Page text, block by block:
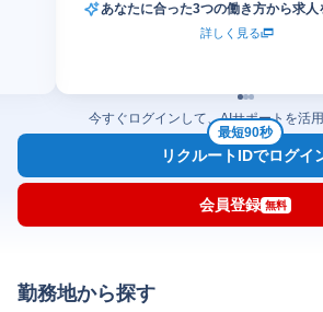
あなたに合った3つの働き方から求人
詳しく見る
今すぐログインして、AIサポートを活
リクルートIDでログイ
最短90秒
会員登録 無料
勤務地から探す